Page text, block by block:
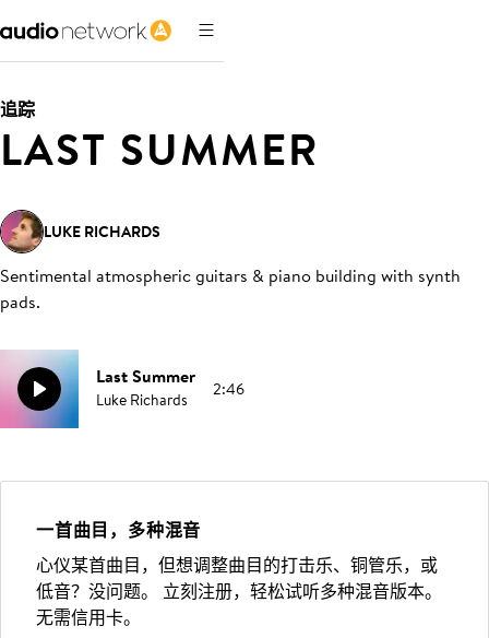
追踪
LAST SUMMER
LUKE RICHARDS
Sentimental atmospheric guitars & piano building with synth
pads.
Last Summer
Luke Richards 2:46
一首曲目，多种混音
心仪某首曲目，但想调整曲目的打击乐、铜管乐，或
低音？没问题。 立刻注册，轻松试听多种混音版本。
无需信用卡。